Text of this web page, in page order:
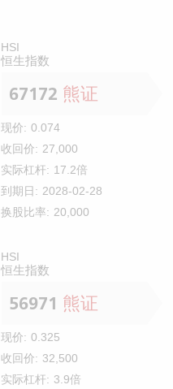
HSI
恒生指数
67172 熊证
现价: 0.074
收回价: 27,000
实际杠杆: 17.2倍
到期日: 2028-02-28
换股比率: 20,000
HSI
恒生指数
56971 熊证
现价: 0.325
收回价: 32,500
实际杠杆: 3.9倍